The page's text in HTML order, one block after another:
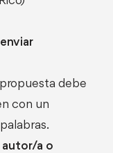
debe
con un
autor/a o